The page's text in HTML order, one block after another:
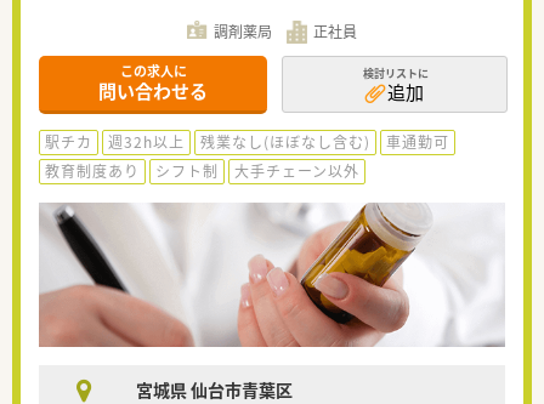
調剤薬局 正社員
この求人に
問い合わせる
検討リストに
追加
駅チカ 週32h以上 残業なし(ほぼなし含む)
車通勤可
教育制度あり
シフト制 大手チェーン以外
宮城県 仙台市青葉区